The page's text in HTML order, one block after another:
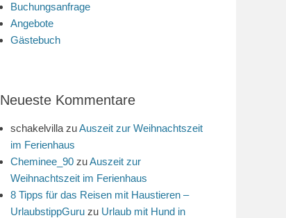
Buchungsanfrage
Angebote
Gästebuch
Neueste Kommentare
schakelvilla zuAuszeit zur Weihnachtszeit
im Ferienhaus
Cheminee_90 zuAuszeit zur
Weihnachtszeit im Ferienhaus
8 Tipps für das Reisen mit Haustieren –
UrlaubstippGuru zu Urlaub mit Hund in